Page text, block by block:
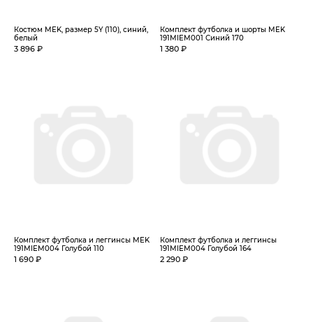
Костюм MEK, размер 5Y (110), синий,
белый
3 896 ₽
Комплект футболка и шорты MEK
191MIEM001 Синий 170
1 380 ₽
Комплект футболка и леггинсы MEK
191MIEM004 Голубой 110
1 690 ₽
Комплект футболка и леггинсы
191MIEM004 Голубой 164
2 290 ₽